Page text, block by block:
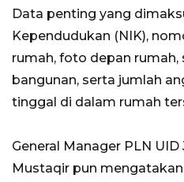
Data penting yang
Kependudukan (NIK),
rumah, foto depan
bangunan, serta jumlah
tinggal di dalam rumah
General Manager PLN
Mustaqir pun